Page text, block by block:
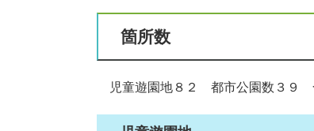
箇所数
児童遊園地８２ 都市公園数３９